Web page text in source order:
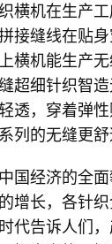
横机在生产
接缝线在贴
横机能生产
超细针织智
透，穿着弹
列的无缝更舒
国经济的全
增长，各针
代告诉人们